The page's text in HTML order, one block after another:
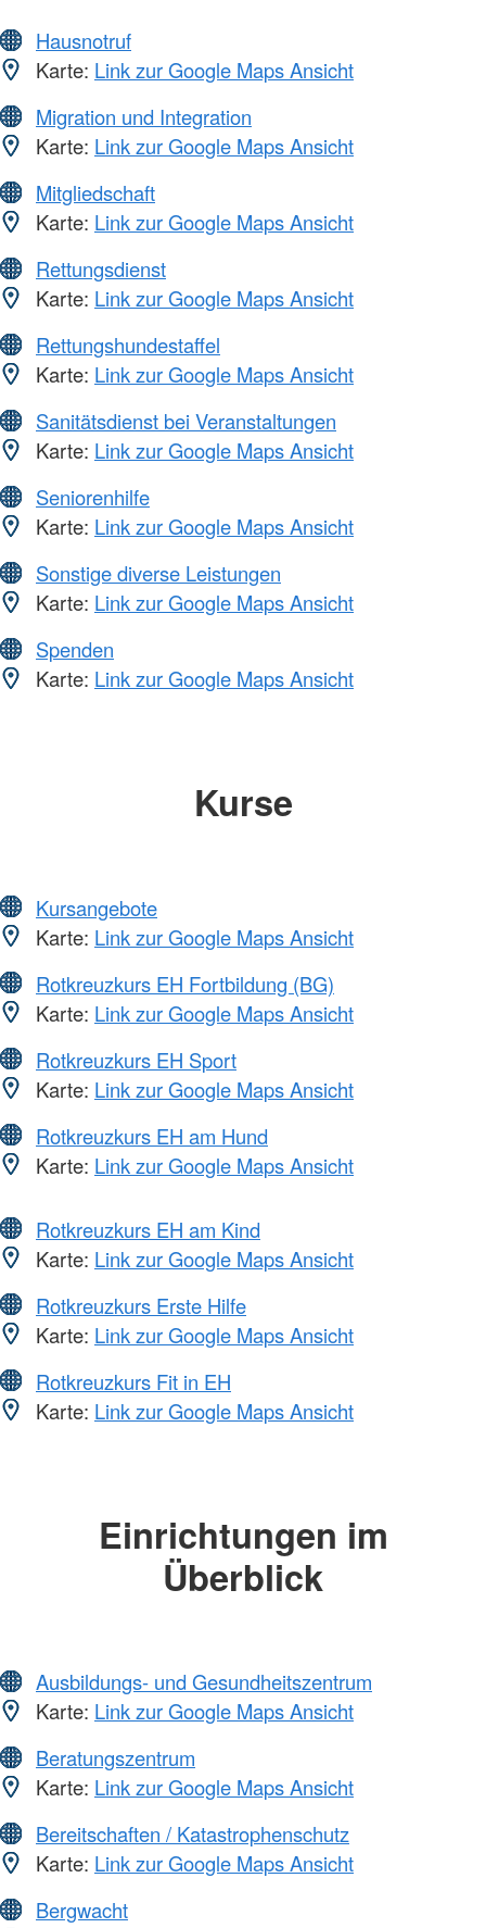
Hausnotruf
Karte: Link zur Google Maps Ansicht
Migration und Integration
Karte: Link zur Google Maps Ansicht
Mitgliedschaft
Karte: Link zur Google Maps Ansicht
Rettungsdienst
Karte: Link zur Google Maps Ansicht
Rettungshundestaffel
Karte: Link zur Google Maps Ansicht
Sanitätsdienst bei Veranstaltungen
Karte: Link zur Google Maps Ansicht
Seniorenhilfe
Karte: Link zur Google Maps Ansicht
Sonstige diverse Leistungen
Karte: Link zur Google Maps Ansicht
Spenden
Karte: Link zur Google Maps Ansicht
Kurse
Kursangebote
Karte: Link zur Google Maps Ansicht
Rotkreuzkurs EH Fortbildung (BG)
Karte: Link zur Google Maps Ansicht
Rotkreuzkurs EH Sport
Karte: Link zur Google Maps Ansicht
Rotkreuzkurs EH am Hund
Karte: Link zur Google Maps Ansicht
Rotkreuzkurs EH am Kind
Karte: Link zur Google Maps Ansicht
Rotkreuzkurs Erste Hilfe
Karte: Link zur Google Maps Ansicht
Rotkreuzkurs Fit in EH
Karte: Link zur Google Maps Ansicht
Einrichtungen im
Überblick
Ausbildungs- und Gesundheitszentrum
Karte: Link zur Google Maps Ansicht
Beratungszentrum
Karte: Link zur Google Maps Ansicht
Bereitschaften / Katastrophenschutz
Karte: Link zur Google Maps Ansicht
Bergwacht